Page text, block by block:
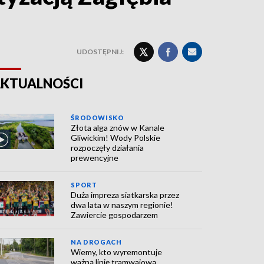
UDOSTĘPNIJ:
ŚRODOWISKO
Złota alga znów w Kanale
Gliwickim! Wody Polskie
rozpoczęły działania
prewencyjne
SPORT
Duża impreza siatkarska przez
dwa lata w naszym regionie!
Zawiercie gospodarzem
NA DROGACH
Wiemy, kto wyremontuje
ważną linię tramwajową.